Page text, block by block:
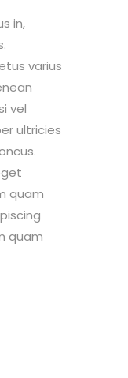
in,
varius
vel
ultricies
quam
quam